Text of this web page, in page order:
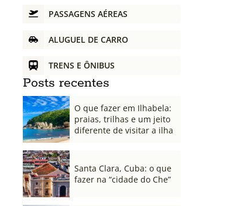
PASSAGENS AÉREAS
ALUGUEL DE CARRO
TRENS E ÔNIBUS
Posts recentes
O que fazer em Ilhabela:
praias, trilhas e um jeito
diferente de visitar a ilha
Santa Clara, Cuba: o que
fazer na “cidade do Che”